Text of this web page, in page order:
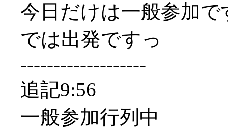
今日だけは一般参加で
では出発ですっ
-------------------
追記9:56
一般参加行列中